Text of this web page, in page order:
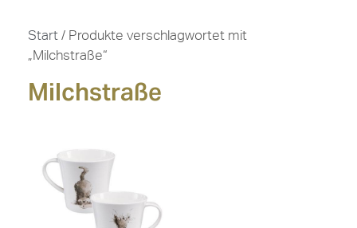
Start / Produkte verschlagwortet mit
„Milchstraße“
Milchstraße